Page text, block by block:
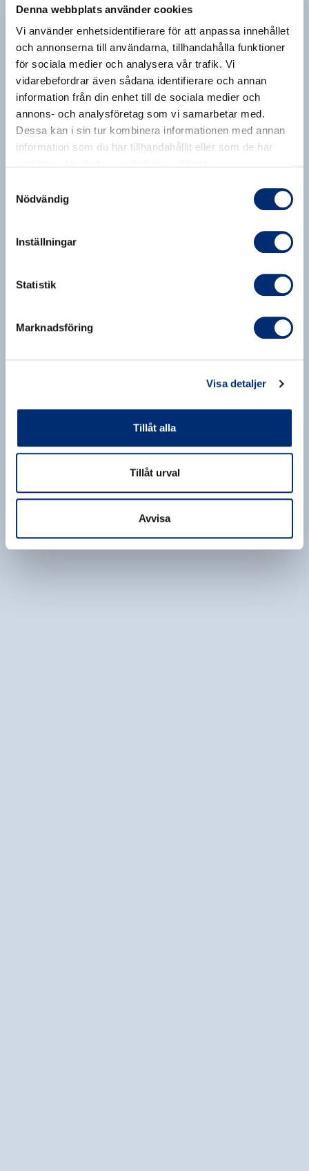
Denna webbplats använder cookies
Vi använder enhetsidentifierare för att anpassa innehållet
och annonserna till användarna, tillhandahålla funktioner
för sociala medier och analysera vår trafik. Vi
vidarebefordrar även sådana identifierare och annan
information från din enhet till de sociala medier och
annons- och analysföretag som vi samarbetar med.
Dessa kan i sin tur kombinera informationen med annan
information som du har tillhandahållit eller som de har
Nödvändig
Inställningar
Statistik
Marknadsföring
Visa detaljer
Tillåt alla
Tillåt urval
Avvisa